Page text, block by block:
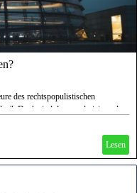
des rechtspopulistischen
Doch sind deren polarisierende
Lesen